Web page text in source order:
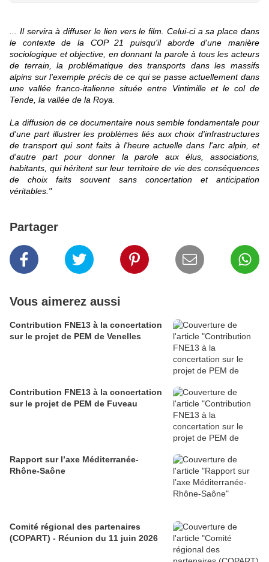
... Il servira à diffuser le lien vers le film. Celui-ci a sa place dans
le contexte de la COP 21 puisqu'il aborde d'une manière
sociologique et objective, en donnant la parole à tous les acteurs
de terrain, la problématique des transports dans les massifs
alpins sur l'exemple précis de ce qui se passe actuellement dans
une vallée franco-italienne située entre Vintimille et le col de
Tende, la vallée de la Roya.
La diffusion de ce documentaire nous semble fondamentale pour
d'une part illustrer les problèmes liés aux choix d'infrastructures
de transport qui sont faits à l'heure actuelle dans l'arc alpin, et
d'autre part pour donner la parole aux élus, associations,
habitants, qui héritent sur leur territoire de vie des conséquences
de choix faits souvent sans concertation et anticipation
véritables."
Partager
Vous aimerez aussi
Contribution FNE13 à la concertation
sur le projet de PEM de Venelles
Contribution FNE13 à la concertation
sur le projet de PEM de Fuveau
Rapport sur l’axe Méditerranée-
Rhône-Saône
Comité régional des partenaires
(COPART) - Réunion du 11 juin 2026